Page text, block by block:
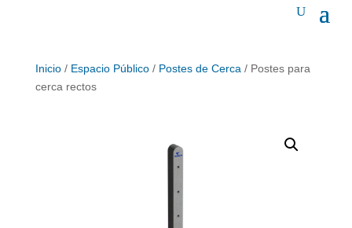
Inicio/ Espacio Público/ Postes de Cerca / Postes para
cerca rectos